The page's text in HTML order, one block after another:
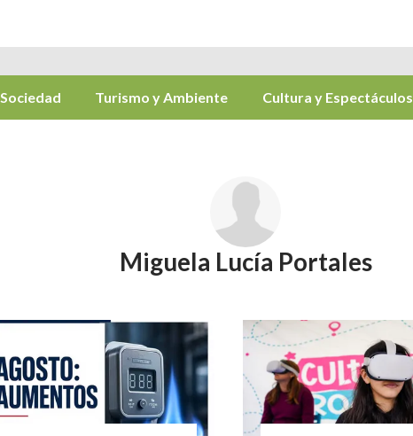
Sociedad Turismo y Ambiente Cultura y Espectáculos
Miguela Lucía Portales